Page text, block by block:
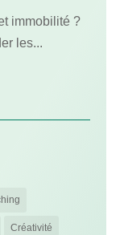
immobilité ?
les...
Créativité